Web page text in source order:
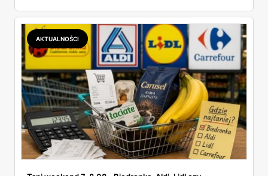
zawsze wygrywa — ta sama kawa ziarnista kosztuje w
Makro ponad dwa razy więcej niż w weekendowej
promocji dyskontu.
AKTUALNOŚCI